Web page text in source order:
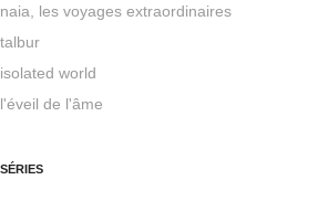
naia, les voyages extraordinaires
talbur
isolated world
l'éveil de l'âme
SÉRIES